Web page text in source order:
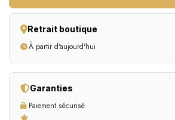
Retrait boutique
À partir d'aujourd'hui
Garanties
Paiement sécurisé